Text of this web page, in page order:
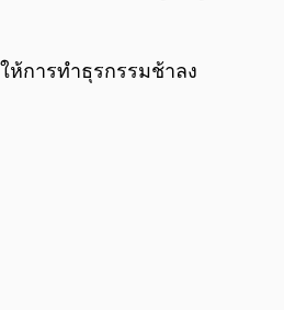
การทำธุรกรรมช้าลง